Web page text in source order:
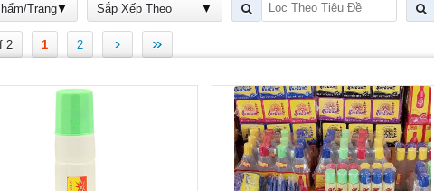
Trang Sắp Xếp Theo
2 1 2 › »